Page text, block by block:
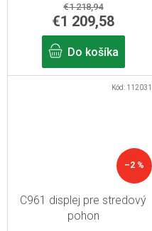
€1 218,94
€1 209,58
Do košíka
–2 %
C961 displej pre stredový
pohon
Kód: 112031